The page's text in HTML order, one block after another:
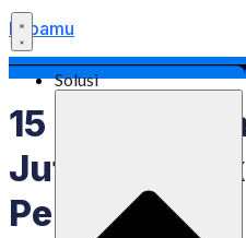
Labamu
Solusi
15 Usaha
Jutaan
Pendapatan